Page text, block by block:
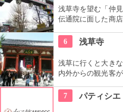
浅草寺を望む「仲
伝通院に面した商
あります。多彩な
す。
6 浅草寺
浅草に行くと大き
内外からの観光客
都内最古の名刹で
7 パティシエ